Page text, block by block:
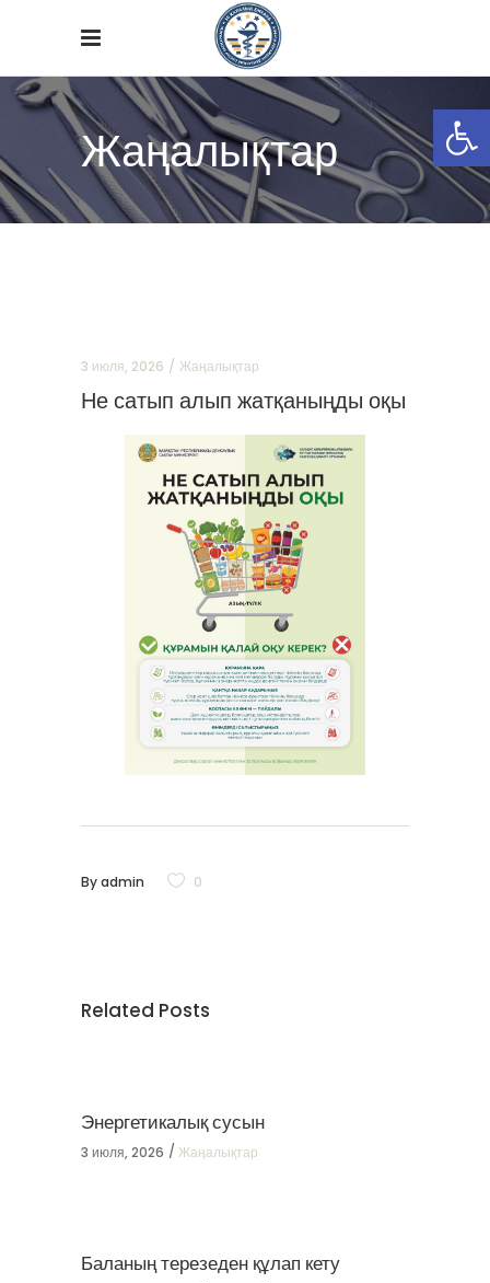
Жаңалықтар
3 июля, 2026 Жаңалықтар
Не сатып алып жатқаныңды оқы
Byadmin 0
Related Posts
Энергетикалық сусын
3 июля, 2026 Жаңалықтар
Баланың терезеден құлап кету